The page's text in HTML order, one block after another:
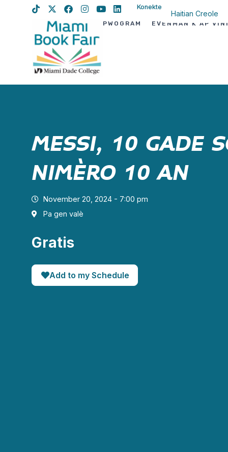
Konekte
Haitian Creole
PWOGRAM EVÈNMAN K AP
MESSI, 10 GADE
NIMÈRO 10 AN
November 20, 2024 - 7:00 pm
Pa gen valè
Gratis
Add to my Schedule